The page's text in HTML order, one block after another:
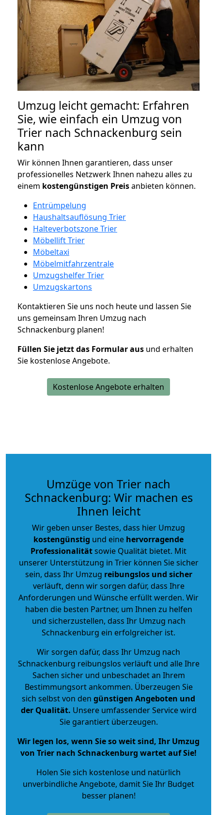
Umzug leicht gemacht: Erfahren
Sie, wie einfach ein Umzug von
Trier nach Schnackenburg sein
kann
Wir können Ihnen garantieren, dass unser
professionelles Netzwerk Ihnen nahezu alles zu
einem kostengünstigen Preisanbieten können.
Entrümpelung
Haushaltsauflösung Trier
Halteverbotszone Trier
Möbellift Trier
Möbeltaxi
Möbelmitfahrzentrale
Umzugshelfer Trier
Umzugskartons
Kontaktieren Sie uns noch heute und lassen Sie
uns gemeinsam Ihren Umzug nach
Schnackenburg planen!
Füllen Sie jetzt das Formular aus und erhalten
Sie kostenlose Angebote.
Kostenlose Angebote erhalten
Umzüge von Trier nach
Schnackenburg: Wir machen es
Ihnen leicht
Wir geben unser Bestes, dass hier Umzug
kostengünstig und eine hervorragende
Professionalitätsowie Qualität bietet. Mit
unserer Unterstützung in Trier können Sie sicher
sein, dass Ihr Umzug reibungslos und sicher
verläuft, denn wir sorgen dafür, dass Ihre
Anforderungen und Wünsche erfüllt werden. Wir
haben die besten Partner, um Ihnen zu helfen
und sicherzustellen, dass Ihr Umzug nach
Schnackenburg ein erfolgreicher ist.
Wir sorgen dafür, dass Ihr Umzug nach
Schnackenburg reibungslos verläuft und alle Ihre
Sachen sicher und unbeschadet an Ihrem
Bestimmungsort ankommen. Überzeugen Sie
sich selbst von den günstigen Angeboten und
der Qualität. Unsere umfassender Service wird
Sie garantiert überzeugen.
Wir legen los, wenn Sie so weit sind, Ihr Umzug
von Trier nach Schnackenburg wartet auf Sie!
Holen Sie sich kostenlose und natürlich
unverbindliche Angebote, damit Sie Ihr Budget
besser planen!